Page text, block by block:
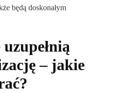
będą doskonałym
– jakie